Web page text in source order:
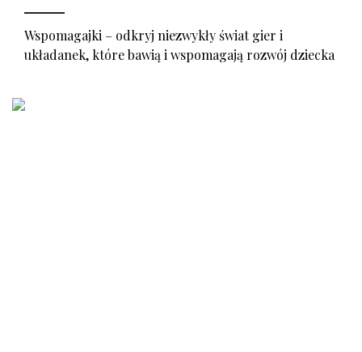
Wspomagajki – odkryj niezwykły świat gier i
układanek, które bawią i wspomagają rozwój dziecka